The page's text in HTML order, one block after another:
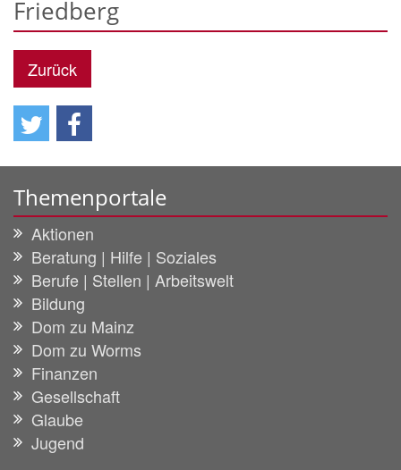
Friedberg
Zurück
Themenportale
Aktionen
Beratung | Hilfe | Soziales
Berufe | Stellen | Arbeitswelt
Bildung
Dom zu Mainz
Dom zu Worms
Finanzen
Gesellschaft
Glaube
Jugend